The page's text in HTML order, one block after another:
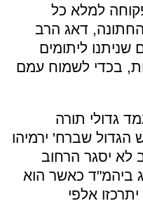
למלא כל
דאג הרב
ליתומים
בכדי לשמוח עמם
גדולי תורה
הגדול שברח' ירמיהו
לא יסגר הרחוב
ביהמ"ד כאשר הוא
אלפי